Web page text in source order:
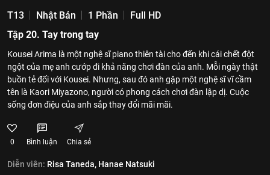
T13 Nhật Bản 1 Phần
Full HD
Tập 20. Tay trong tay
Kousei Arima là một nghệ sĩ piano thiên tài cho đến khi cái chết đột
ngột của mẹ anh cướp đi khả năng chơi đàn của anh. Mỗi ngày thật
buồn tẻ đối với Kousei. Nhưng, sau đó anh gặp một nghệ sĩ vĩ cầm
tên là Kaori Miyazono, người có phong cách chơi đàn lập dị. Cuộc
sống đơn điệu của anh sắp thay đổi mãi mãi.
0 Bình luận Chia sẻ
Diễn viên: Risa Taneda, Hanae Natsuki